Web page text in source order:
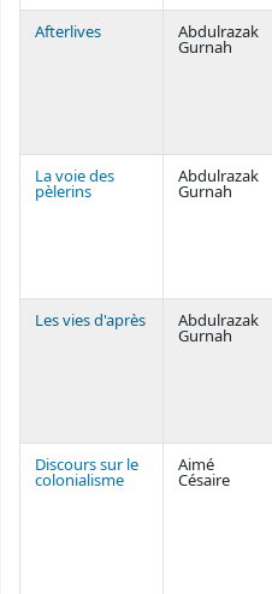
Afterlives Abdulrazak
Gurnah
La voie des
pèlerins
Abdulrazak
Gurnah
Les vies d'après Abdulrazak
Gurnah
Discours sur le
colonialisme
Aimé
Césaire